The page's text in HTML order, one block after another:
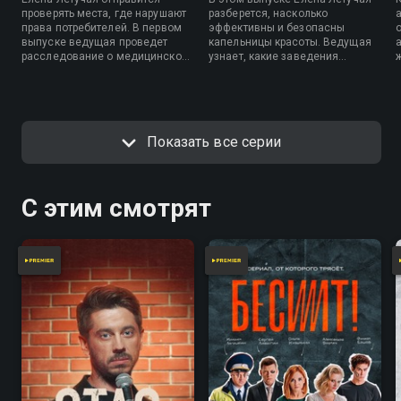
проверять места, где нарушают
права потребителей. В первом
выпуске ведущая проведет
расследование о медицинской
процедуру, и насколько ТФМ
разберется, насколько
эффективны и безопасны
капельницы красоты. Ведущая
узнает, какие заведения
Показать все серии
С этим смотрят